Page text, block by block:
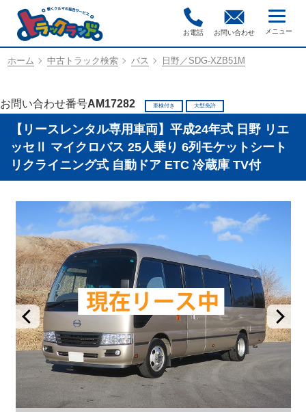
お電話 お問い合わせ
ホーム 中古トラック検索 バス 日野／SDG-XZB51M
お問い合わせ番号AM17282 車検付き 大型免許
【リースレンタル専用車両】平成24年式 日野 リエ
ッセⅡ マイクロバス 25人乗り 6列モケットシート
リクライニング式 自動ドア ETC 冷蔵庫 TV付